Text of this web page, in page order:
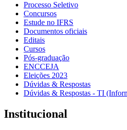
Processo Seletivo
Concursos
Estude no IFRS
Documentos oficiais
Editais
Cursos
Pós-graduação
ENCCEJA
Eleições 2023
Dúvidas & Respostas
Dúvidas & Respostas - TI
Institucional